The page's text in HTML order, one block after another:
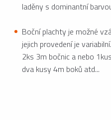
laděny s dominantní
Boční plachty je možné
jejich provedení je
2ks 3m bočnic a nebo
dva kusy 4m boků atd...